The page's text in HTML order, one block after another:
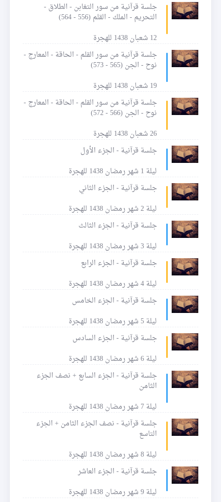
جلسة قرآنية من سور التغابن - الطلاق -
التحريم - الملك - القلم (556 - 564)
12 شعبان 1438 للهجرة
جلسة قرآنية من سور القلم - الحاقة - المعارج -
نوح - الجن (565 - 573)
19 شعبان 1438 للهجرة
جلسة قرآنية من سور القلم - الحاقة - المعارج -
نوح - الجن (566 - 572)
26 شعبان 1438 للهجرة
جلسة قرآنية - الجزء الأول
ليلة 1 شهر رمضان 1438 للهجرة
جلسة قرآنية - الجزء الثاني
ليلة 2 شهر رمضان 1438 للهجرة
جلسة قرآنية - الجزء الثالث
ليلة 3 شهر رمضان 1438 للهجرة
جلسة قرآنية - الجزء الرابع
ليلة 4 شهر رمضان 1438 للهجرة
جلسة قرآنية - الجزء الخامس
ليلة 5 شهر رمضان 1438 للهجرة
جلسة قرآنية - الجزء السادس
ليلة 6 شهر رمضان 1438 للهجرة
جلسة قرآنية - الجزء السابع + نصف الجزء
الثامن
ليلة 7 شهر رمضان 1438 للهجرة
جلسة قرآنية - نصف الجزء الثامن + الجزء
التاسع
ليلة 8 شهر رمضان 1438 للهجرة
جلسة قرآنية - الجزء العاشر
ليلة 9 شهر رمضان 1438 للهجرة